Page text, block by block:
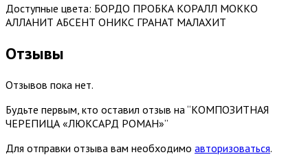
Доступные цвета: БОРДО ПРОБКА КОРАЛЛ МОККО
АЛЛАНИТ АБСЕНТ ОНИКС ГРАНАТ МАЛАХИТ
Отзывы
Отзывов пока нет.
Будьте первым, кто оставил отзыв на “КОМПОЗИТНАЯ
ЧЕРЕПИЦА «ЛЮКСАРД РОМАН»”
Для отправки отзыва вам необходимо авторизоваться.